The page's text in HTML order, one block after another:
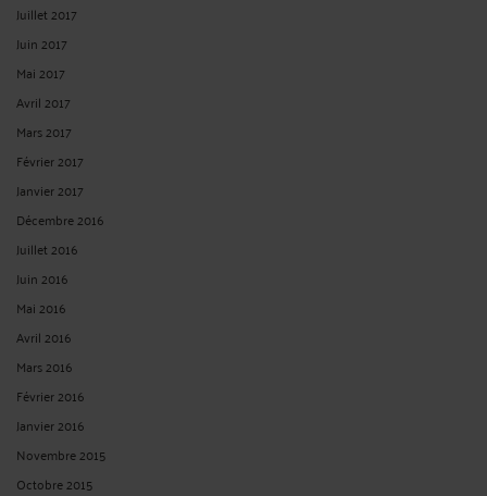
Juillet 2017
Juin 2017
Mai 2017
Avril 2017
Mars 2017
Février 2017
Janvier 2017
Décembre 2016
Juillet 2016
Juin 2016
Mai 2016
Avril 2016
Mars 2016
Février 2016
Janvier 2016
Novembre 2015
Octobre 2015